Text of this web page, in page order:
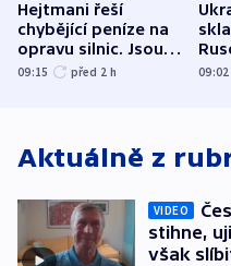
Hejtmani řeší
chybějící peníze na
opravu silnic. Jsou
nenárokové, namítá
09:15 před 2 h
trh,
09:02
Aktuálně z
VIDEO
stihne,
však